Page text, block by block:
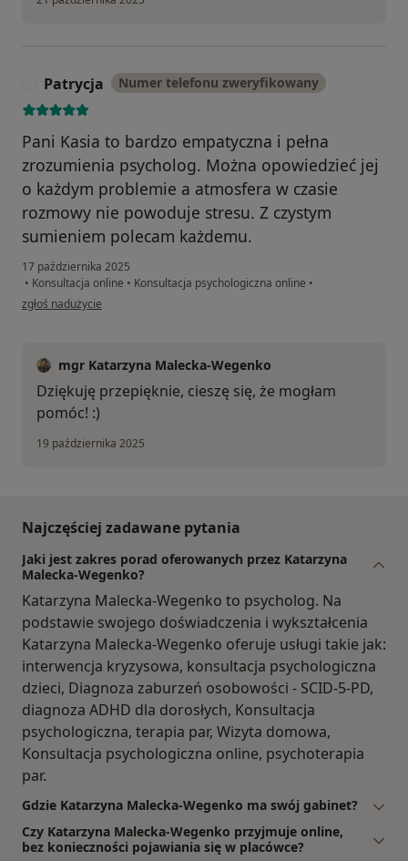
Patrycja Numer telefonu zweryfikowany
Pani Kasia to bardzo empatyczna i pełna
zrozumienia psycholog. Można opowiedzieć jej
o każdym problemie a atmosfera w czasie
rozmowy nie powoduje stresu. Z czystym
sumieniem polecam każdemu.
17 października 2025
• Konsultacja online • Konsultacja psychologiczna online •
w opinii użytkownika Patrycja
zgłoś nadużycie
mgr Katarzyna Malecka-Wegenko
Dziękuję przepięknie, cieszę się, że mogłam
pomóc! :)
19 października 2025
Najczęściej zadawane pytania
Jaki jest zakres porad oferowanych przez Katarzyna
Malecka-Wegenko?
Katarzyna Malecka-Wegenko to psycholog. Na
podstawie swojego doświadczenia i wykształcenia
Katarzyna Malecka-Wegenko oferuje usługi takie jak:
interwencja kryzysowa, konsultacja psychologiczna
dzieci, Diagnoza zaburzeń osobowości - SCID-5-PD,
diagnoza ADHD dla dorosłych, Konsultacja
psychologiczna, terapia par, Wizyta domowa,
Konsultacja psychologiczna online, psychoterapia
par.
Gdzie Katarzyna Malecka-Wegenko ma swój gabinet?
Czy Katarzyna Malecka-Wegenko przyjmuje online,
bez konieczności pojawiania się w placówce?